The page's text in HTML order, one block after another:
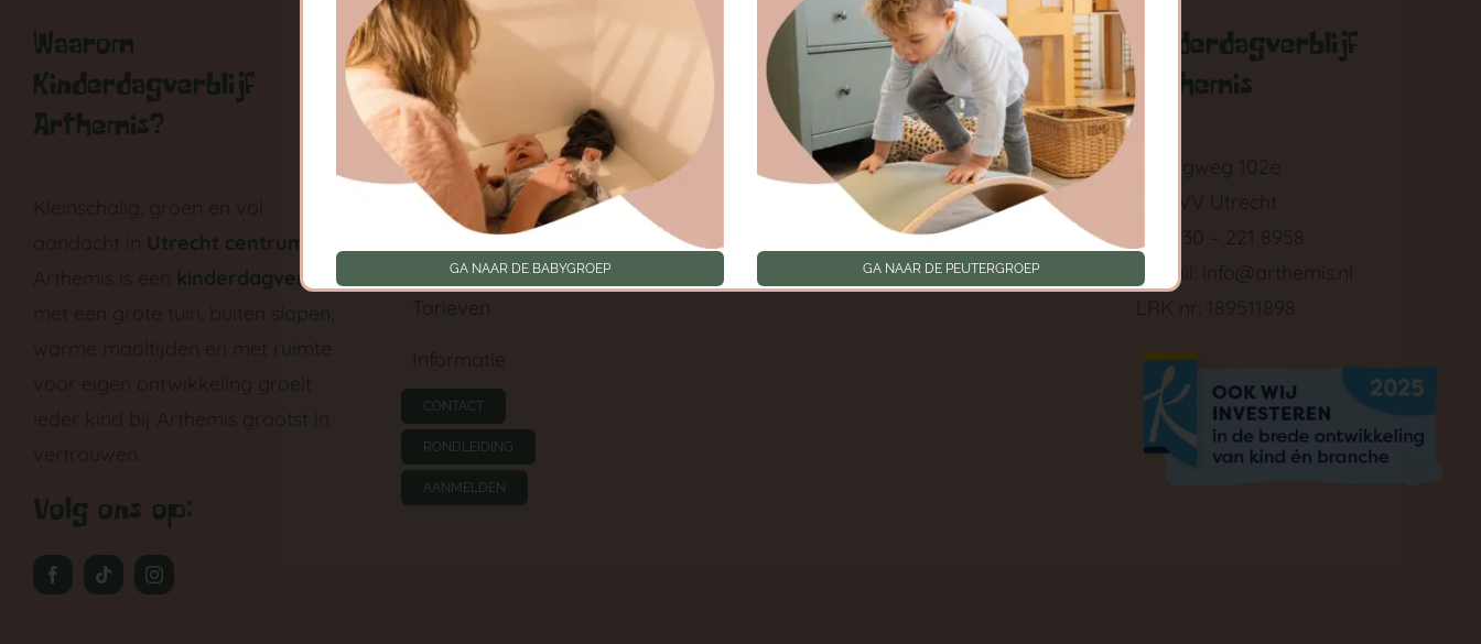
Waarom
Kinderdagverblijf
Arthemis?
Kleinschalig, groen en vol
aandacht in Utrecht centrum
Arthemis is een kinderdagverblijf
met een grote tuin, buiten slapen,
warme maaltijden en met ruimte
voor eigen ontwikkeling groeit
ieder kind bij Arthemis grootst in
vertrouwen.
Volg ons op:
Handige links
Kinderdagverblijf Utrecht
Centrum
Babygroep
Peutergroep
Tarieven
Informatie
CONTACT
RONDLEIDING
AANMELDEN
Privacy instellingen
Privacyinstellingen wijzigen
Geschiedenis
privacyinstellingen
Toestemmingen intrekken
Kinderdagverblijf
Arthemis
Springweg 102e
3511 VV Utrecht
Tel: 030 – 221 8958
E-mail: info@arthemis.nl
LRK nr: 189511898
GA NAAR DE BABYGROEP GA NAAR DE PEUTERGROEP